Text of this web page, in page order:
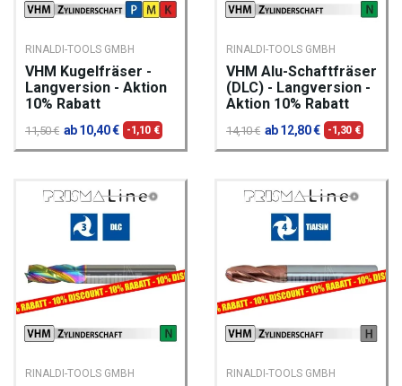
RINALDI-TOOLS GMBH
VHM Kugelfräser -
Langversion - Aktion
10% Rabatt
11,50 € ab 10,40 € -1,10 €
RINALDI-TOOLS GMBH
VHM Alu-Schaftfräser
(DLC) - Langversion -
Aktion 10% Rabatt
14,10 € ab 12,80 € -1,30 €
RINALDI-TOOLS GMBH RINALDI-TOOLS GMBH